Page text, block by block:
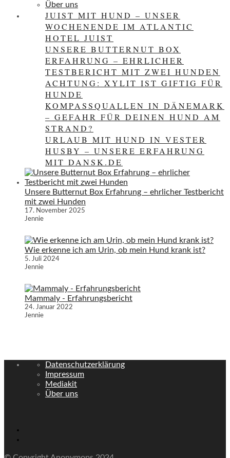
Über uns
JUIST MIT HUND – UNSER
WOCHENENDE IM ATLANTIC
HOTEL JUIST
UNSERE BUTTERNUT BOX
ERFAHRUNG – EHRLICHER
TESTBERICHT MIT ZWEI HUNDEN
ACHTUNG: XYLIT IST GIFTIG FÜR
HUNDE
KOMPASSQUALLEN IN DÄNEMARK
– GEFAHR FÜR DEINEN HUND AM
STRAND?
URLAUB MIT HUND IN VESTER
HUSBY – UNSERE ERFAHRUNG
MIT DANSK.DE
Unsere Butternut Box Erfahrung – ehrlicher Testbericht
mit zwei Hunden
17. November 2025
Jennie
Wie erkenne ich am Urin, ob mein Hund krank ist?
5. Juli 2024
Jennie
Mammaly - Erfahrungsbericht
24. Januar 2022
Jennie
Datenschutzerklärung
Impressum
Mediakit
Über uns